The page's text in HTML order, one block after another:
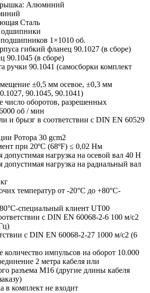
Алюминий
Сталь
1×1010 об.
гибкий фланец 90.1027 (в сборе)
90.1045 (в сборе)
ручки 90.1041 (самосборки комплект
±0,5 мм осевое, ±0,3 мм
90.1045, 90.1041)
число оборотов, разрешенных
об / мин
и брызг в соответствии с DIN EN 60529
Ротора 30 gcm2
при 20ºC (68ºF) ≤ 0,02 Нм
допустимая нагрузка на осевой вал 40 Н
допустимая нагрузка на радиальный вал
температур от -20°C до +80°C-
специальный клиент UT00
с DIN EN 60068-2-6 100 м/с2
с DIN EN 60068-2-27 1000 м/с2 (6
количество импульсов на оборот 10.000
2 метра кабеля или
разъема M16 (другие длины кабеля
в комплект не входит